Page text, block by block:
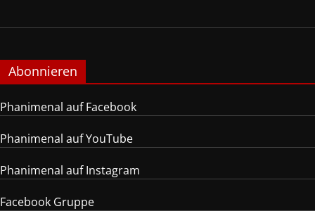
Abonnieren
Phanimenal auf Facebook
Phanimenal auf YouTube
Phanimenal auf Instagram
Facebook Gruppe